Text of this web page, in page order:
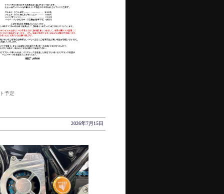
予定
2026年7月15日